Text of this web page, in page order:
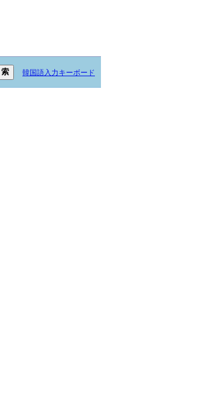
韓国語入力キーボード